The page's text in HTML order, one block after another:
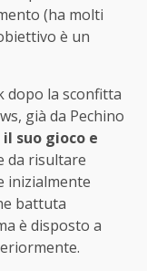
(ha molti
è un
dopo la sconfitta
già da Pechino
suo gioco e
da risultare
inizialmente
battuta
è disposto a